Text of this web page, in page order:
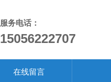
服务电话：
15056222707
在线留言